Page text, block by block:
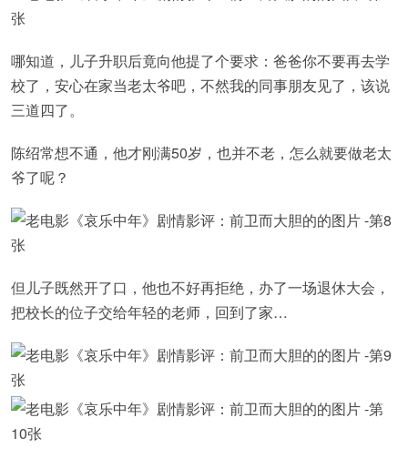
哪知道，儿子升职后竟向他提了个要求：爸爸你不要再去学
校了，安心在家当老太爷吧，不然我的同事朋友见了，该说
三道四了。
陈绍常想不通，他才刚满50岁，也并不老，怎么就要做老太
爷了呢？
但儿子既然开了口，他也不好再拒绝，办了一场退休大会，
把校长的位子交给年轻的老师，回到了家…